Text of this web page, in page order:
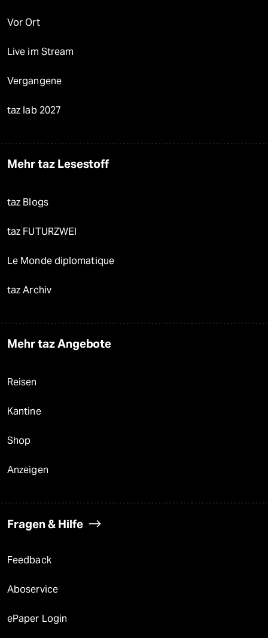
Vor Ort
Live im Stream
Vergangene
taz lab 2027
Mehr taz Lesestoff
taz Blogs
taz FUTURZWEI
Le Monde diplomatique
taz Archiv
Mehr taz Angebote
Reisen
Kantine
Shop
Anzeigen
Fragen & Hilfe
Feedback
Aboservice
ePaper Login